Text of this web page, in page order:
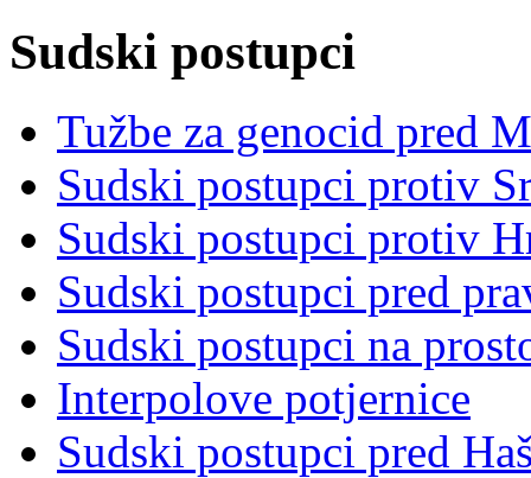
Sudski postupci
Tužbe za genocid pred
Sudski postupci protiv
Sudski postupci protiv
Sudski postupci pred
Sudski postupci na
Interpolove potjernice
Sudski postupci pred